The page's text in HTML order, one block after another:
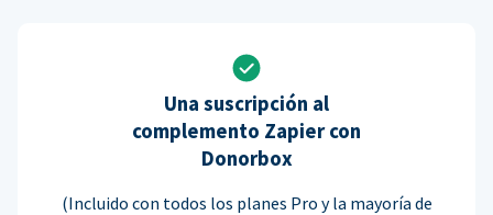
Una suscripción al
complemento Zapier con
Donorbox
(Incluido con todos los planes Pro y la mayoría de